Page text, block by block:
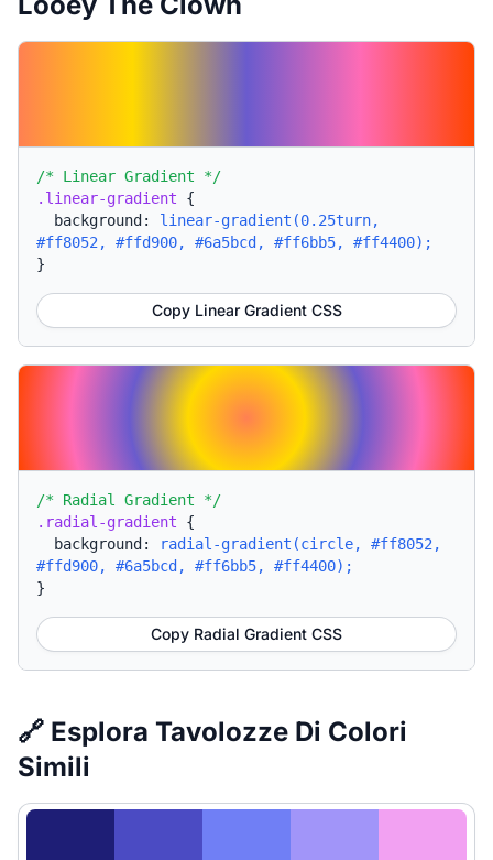
/* Linear Gradient */
.linear-gradient {
background: linear-gradient(0.25turn,
#ff8052, #ffd900, #6a5bcd, #ff6bb5, #ff4400);
}
Copy Linear Gradient CSS
/* Radial Gradient */
.radial-gradient {
background:
radial-gradient(circle, #ff8052,
#ffd900, #6a5bcd, #ff6bb5, #ff4400);
}
Copy Radial Gradient CSS
🔗 Esplora Tavolozze Di Colori
Simili